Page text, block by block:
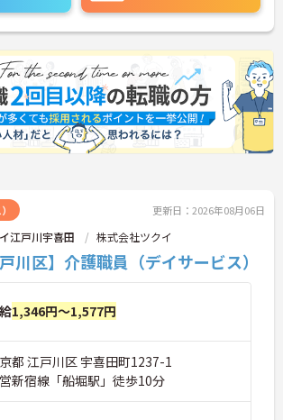
更新日：2026年08月06日
江戸川宇喜田 株式会社ツクイ
川区】介護職員（デイサービス）
1,346円～1,577円
都 江戸川区 宇喜田町1237-1
新宿線「船堀駅」徒歩10分